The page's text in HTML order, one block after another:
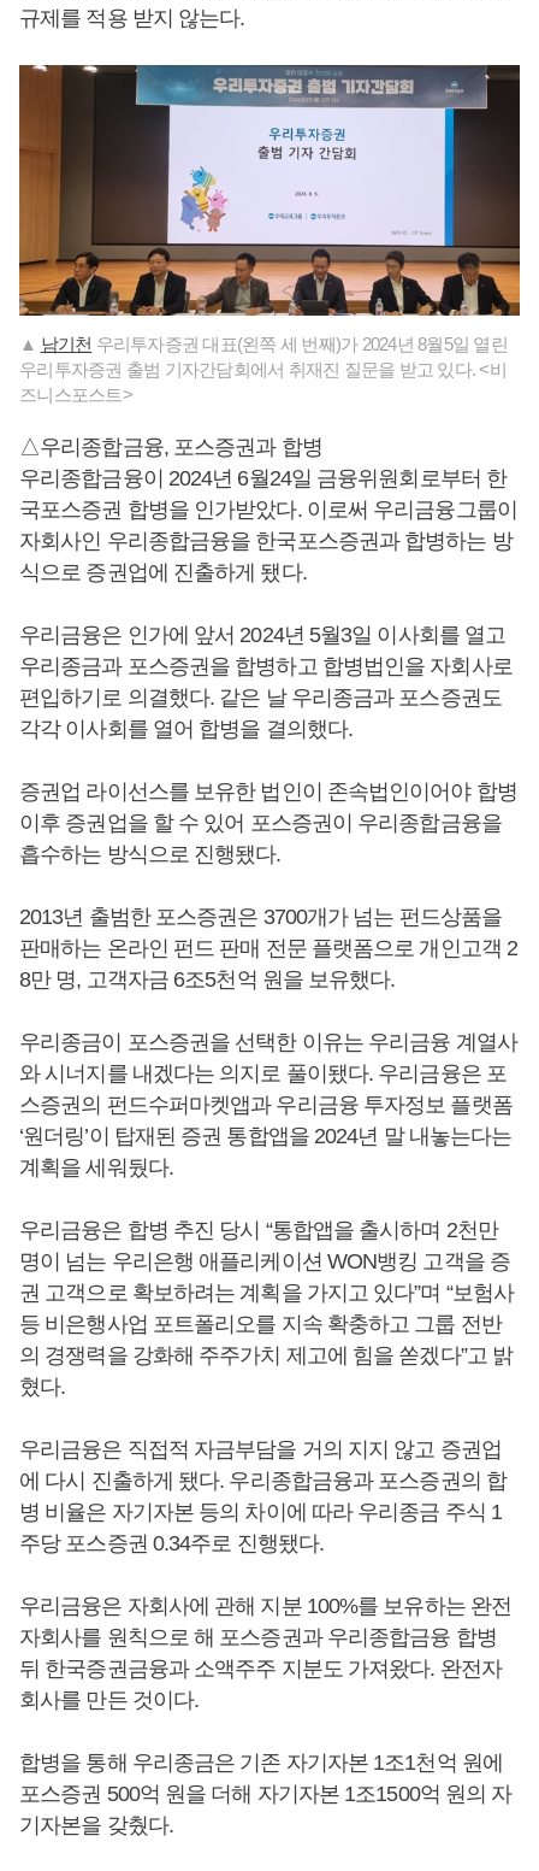
규제를 적용 받지 않는다.
▲ 남기천 우리투자증권 대표(왼쪽 세 번째)가 2024년 8월5일 열린
우리투자증권 출범 기자간담회에서 취재진 질문을 받고 있다. <비
즈니스포스트>
△우리종합금융, 포스증권과 합병
우리종합금융이 2024년 6월24일 금융위원회로부터 한
국포스증권 합병을 인가받았다. 이로써 우리금융그룹이
자회사인 우리종합금융을 한국포스증권과 합병하는 방
식으로 증권업에 진출하게 됐다.
우리금융은 인가에 앞서 2024년 5월3일 이사회를 열고
우리종금과 포스증권을 합병하고 합병법인을 자회사로
편입하기로 의결했다. 같은 날 우리종금과 포스증권도
각각 이사회를 열어 합병을 결의했다.
증권업 라이선스를 보유한 법인이 존속법인이어야 합병
이후 증권업을 할 수 있어 포스증권이 우리종합금융을
흡수하는 방식으로 진행됐다.
2013년 출범한 포스증권은 3700개가 넘는 펀드상품을
판매하는 온라인 펀드 판매 전문 플랫폼으로 개인고객 2
8만 명, 고객자금 6조5천억 원을 보유했다.
우리종금이 포스증권을 선택한 이유는 우리금융 계열사
와 시너지를 내겠다는 의지로 풀이됐다. 우리금융은 포
스증권의 펀드수퍼마켓앱과 우리금융 투자정보 플랫폼
‘원더링’이 탑재된 증권 통합앱을 2024년 말 내놓는다는
계획을 세워뒀다.
우리금융은 합병 추진 당시 “통합앱을 출시하며 2천만
명이 넘는 우리은행 애플리케이션 WON뱅킹 고객을 증
권 고객으로 확보하려는 계획을 가지고 있다”며 “보험사
등 비은행사업 포트폴리오를 지속 확충하고 그룹 전반
의 경쟁력을 강화해 주주가치 제고에 힘을 쏟겠다”고 밝
혔다.
우리금융은 직접적 자금부담을 거의 지지 않고 증권업
에 다시 진출하게 됐다. 우리종합금융과 포스증권의 합
병 비율은 자기자본 등의 차이에 따라 우리종금 주식 1
주당 포스증권 0.34주로 진행됐다.
우리금융은 자회사에 관해 지분 100%를 보유하는 완전
자회사를 원칙으로 해 포스증권과 우리종합금융 합병
뒤 한국증권금융과 소액주주 지분도 가져왔다. 완전자
회사를 만든 것이다.
합병을 통해 우리종금은 기존 자기자본 1조1천억 원에
포스증권 500억 원을 더해 자기자본 1조1500억 원의 자
기자본을 갖췄다.